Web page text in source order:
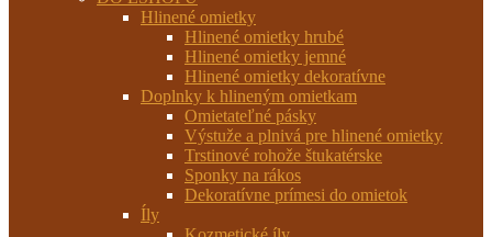
Hlinené omietky
Hlinené omietky hrubé
Hlinené omietky jemné
Hlinené omietky dekoratívne
Doplnky k hlineným omietkam
Omietateľné pásky
Výstuže a plnivá pre hlinené omietky
Trstinové rohože štukatérske
Sponky na rákos
Dekoratívne prímesi do omietok
Íly